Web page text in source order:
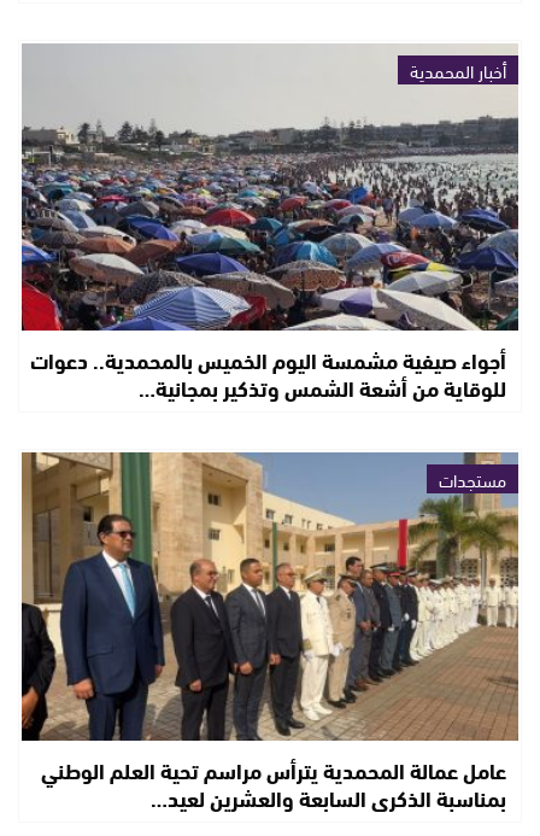
أخبار المحمدية
أجواء صيفية مشمسة اليوم الخميس بالمحمدية.. دعوات
للوقاية من أشعة الشمس وتذكير بمجانية…
مستجدات
عامل عمالة المحمدية يترأس مراسم تحية العلم الوطني
بمناسبة الذكرى السابعة والعشرين لعيد…